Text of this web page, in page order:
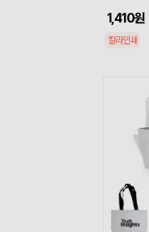
1,410원
칼라인쇄